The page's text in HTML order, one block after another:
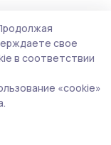
свое
в соответствии
«cookie»